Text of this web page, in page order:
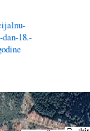
18.-